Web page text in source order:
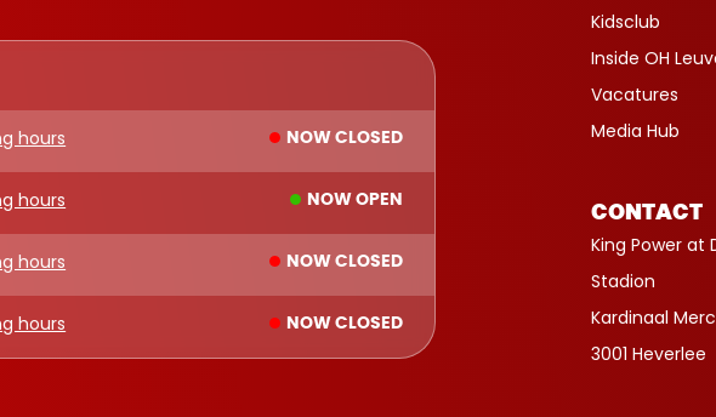
hours NOW CLOSED
hours NOW OPEN
hours NOW CLOSED
hours NOW CLOSED
Kidsclub
Inside OH
Vacatures
Media Hub
CONTACT
King Power at
Stadion
Kardinaal
3001 Heverlee